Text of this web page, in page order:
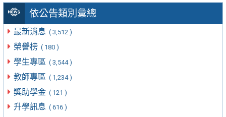
依公告類別彙總
最新消息 ( 3,512 )
榮譽榜 ( 180 )
學生專區 ( 3,544 )
教師專區 ( 1,234 )
獎助學金 ( 121 )
升學訊息 ( 616 )